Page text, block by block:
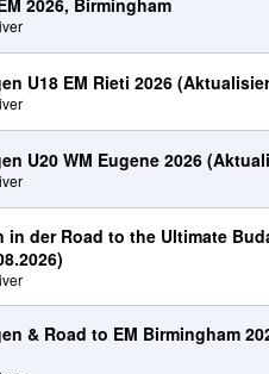
2026, Birmingham
U18 EM Rieti 2026
U20 WM Eugene 2026
in der Road to the Ultimate
& Road to EM Birmingham